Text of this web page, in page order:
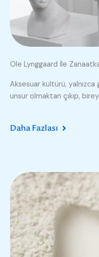
Ole Lynggaard İle
Aksesuar kültürü,
unsur olmaktan çıkıp,
Daha Fazlası